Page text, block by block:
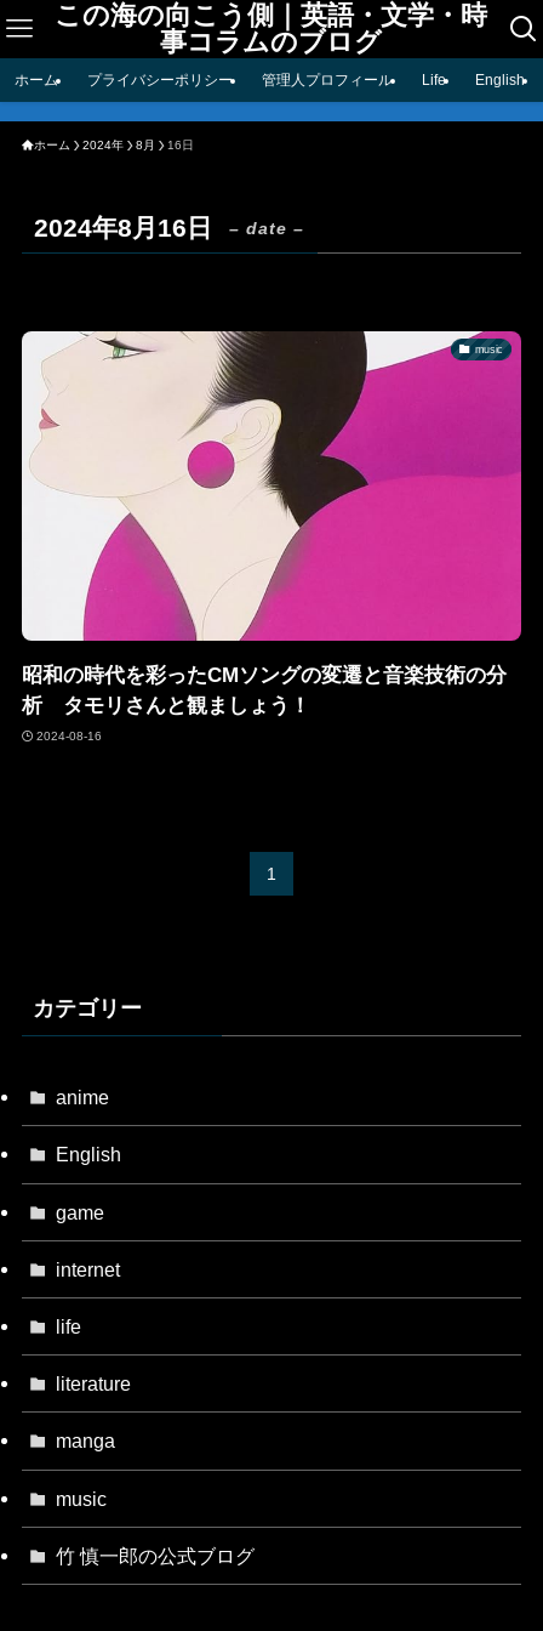
この海の向こう側｜英語・文学・時
事コラムのブログ
ホーム プライバシーポリシー 管理人プロフィール Life English
ホーム 2024年 8月 16日
2024年8月16日 – date –
music
昭和の時代を彩ったCMソングの変遷と音楽技術の分
析 タモリさんと観ましょう！
2024-08-16
1
カテゴリー
anime
English
game
internet
life
literature
manga
music
竹 慎一郎の公式ブログ